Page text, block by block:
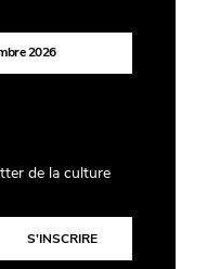
2026
de la culture